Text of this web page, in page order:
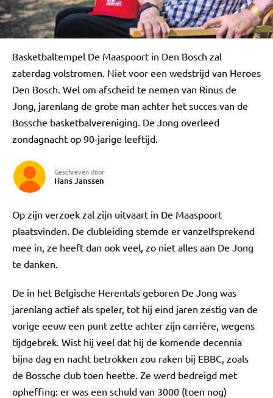
Basketbaltempel De Maaspoort in Den Bosch zal
zaterdag volstromen. Niet voor een wedstrijd van Heroes
Den Bosch. Wel om afscheid te nemen van Rinus de
Jong, jarenlang de grote man achter het succes van de
Bossche basketbalvereniging. De Jong overleed
zondagnacht op 90-jarige leeftijd.
Geschreven door
Hans Janssen
Op zijn verzoek zal zijn uitvaart in De Maaspoort
plaatsvinden. De clubleiding stemde er vanzelfsprekend
mee in, ze heeft dan ook veel, zo niet alles aan De Jong
te danken.
De in het Belgische Herentals geboren De Jong was
jarenlang actief als speler, tot hij eind jaren zestig van de
vorige eeuw een punt zette achter zijn carrière, wegens
tijdgebrek. Wist hij veel dat hij de komende decennia
bijna dag en nacht betrokken zou raken bij EBBC, zoals
de Bossche club toen heette. Ze werd bedreigd met
opheffing: er was een schuld van 3000 (toen nog)